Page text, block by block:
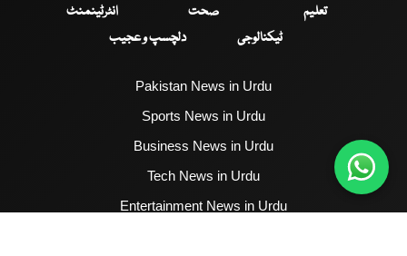
تعلیم
صحت
انٹرٹینمنٹ
ٹیکنالوجی
دلچسپ و عجیب
Pakistan News in Urdu
Sports News in Urdu
Business News in Urdu
Tech News in Urdu
Entertainment News in Urdu